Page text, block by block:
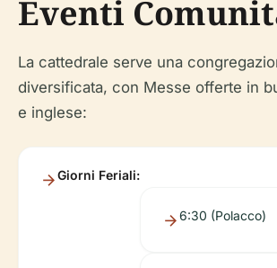
Eventi
La cattedrale serve una
diversificata, con Messe offerte in
e inglese:
Giorni Feriali:
6:30 (Polacco)